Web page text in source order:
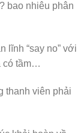
bao nhiêu phân
lĩnh “say no” với
có tầm…
thanh viên phải